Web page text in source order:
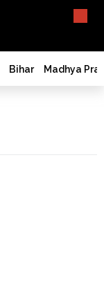
Bihar Madhya